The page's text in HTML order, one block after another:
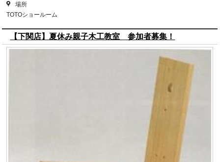
場所
TOTOショールーム
【下関店】夏休み親子木工教室 参加者募集！